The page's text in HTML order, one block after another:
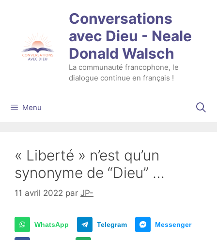
Conversations
avec Dieu - Neale
Donald Walsch
La communauté francophone, le
dialogue continue en français !
Menu
« Liberté » n’est qu’un
synonyme de “Dieu” …
11 avril 2022 par JP-
WhatsApp Telegram Messenger